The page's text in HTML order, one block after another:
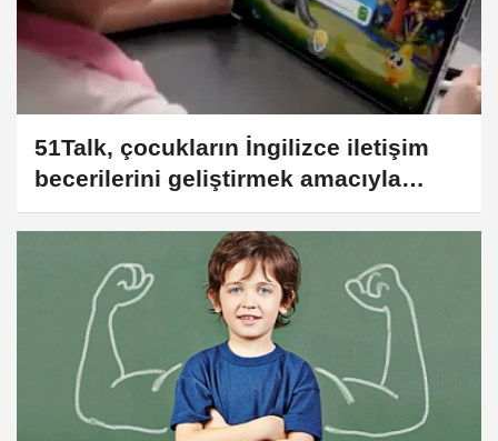
51Talk, çocukların İngilizce iletişim
becerilerini geliştirmek amacıyla
küresel müfredat güncellemesi
yaparak 15. yıl dönümünü kutladı